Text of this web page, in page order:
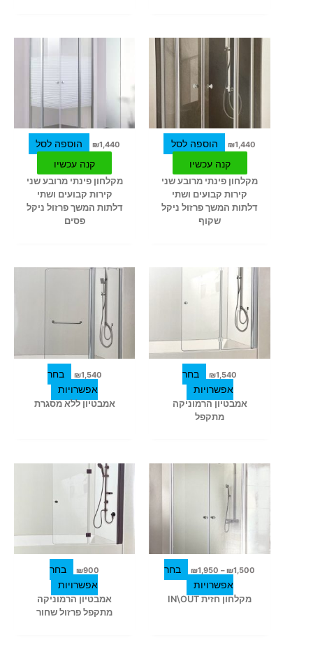
₪1,440
הוספה לסל
קנה עכשיו
מקלחון פינתי מרובע שני
קירות קבועים ושתי
דלתות המשך פרזול ניקל
שקוף
₪1,440
הוספה לסל
קנה עכשיו
מקלחון פינתי מרובע שני
קירות קבועים ושתי
דלתות המשך פרזול ניקל
פסים
₪1,540
בחר
אפשרויות
יש
ניתן
לבחור
את
האפשרויות
אמבטיון הרמוניקה
מתקפל
₪1,540
בחר
אפשרויות
למוצר
מספר
לבחור
את
האפשרויות
אמבטיון ללא מסגרת
₪1,500
–
₪1,950
בחר
אפשרויות
מספר
לבחור
את
האפשרויות
מקלחון חזית IN\OUT
₪900
בחר
אפשרויות
ניתן
לבחור
את
האפשרויות
בעמוד
אמבטיון הרמוניקה
מתקפל פרזול שחור